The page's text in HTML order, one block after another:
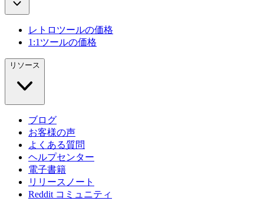
レトロツールの価格
1:1ツールの価格
リソース
ブログ
お客様の声
よくある質問
ヘルプセンター
電子書籍
リリースノート
Reddit コミュニティ